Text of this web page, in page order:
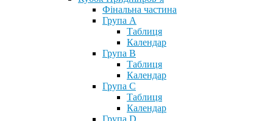
Фінальна частина
Група А
Таблиця
Календар
Група В
Таблиця
Календар
Група С
Таблиця
Календар
Група D